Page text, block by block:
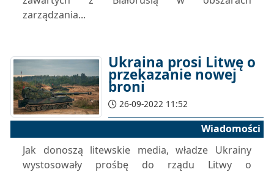
zarządzania...
Ukraina prosi Litwę o
przekazanie nowej
broni
26-09-2022 11:52
Wiadomości
Jak donoszą litewskie media, władze Ukrainy
wystosowały prośbę do rządu Litwy o